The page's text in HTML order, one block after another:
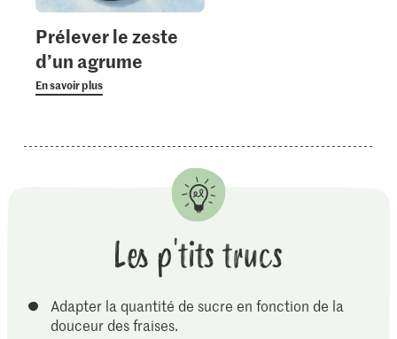
Prélever le zeste
d’un agrume
En savoir plus
Les p'tits trucs
Adapter la quantité de sucre en fonction de la
douceur des fraises.